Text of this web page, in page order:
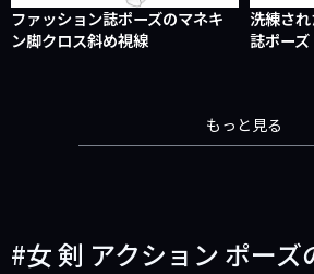
ファッション誌ポーズのマネキ
ン脚クロス斜め視線
洗練さ
誌ポーズ
もっと見る
女 剣 アクション ポーズ